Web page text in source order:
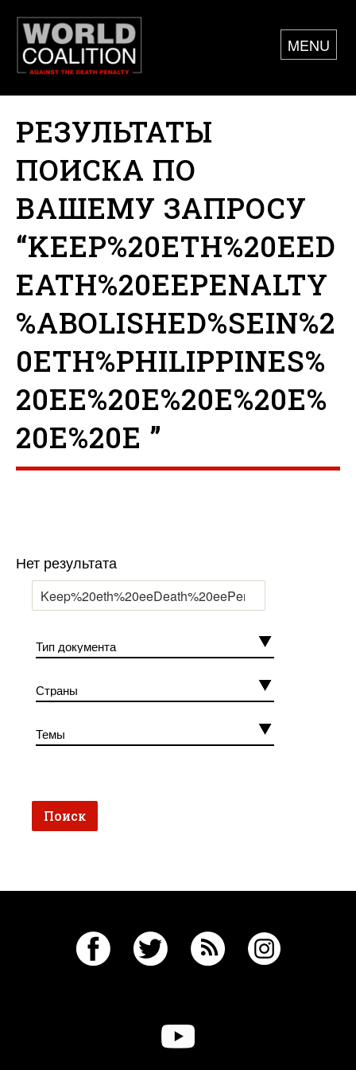
MENU
РЕЗУЛЬТАТЫ
ПОИСКА ПО
ВАШЕМУ ЗАПРОСУ
“KEEP%20ETH%20EED
EATH%20EEPENALTY
%ABOLISHED%SEIN%2
0ETH%PHILIPPINES%
20EE%20E%20E%20E%
20E%20E ”
Нет результата